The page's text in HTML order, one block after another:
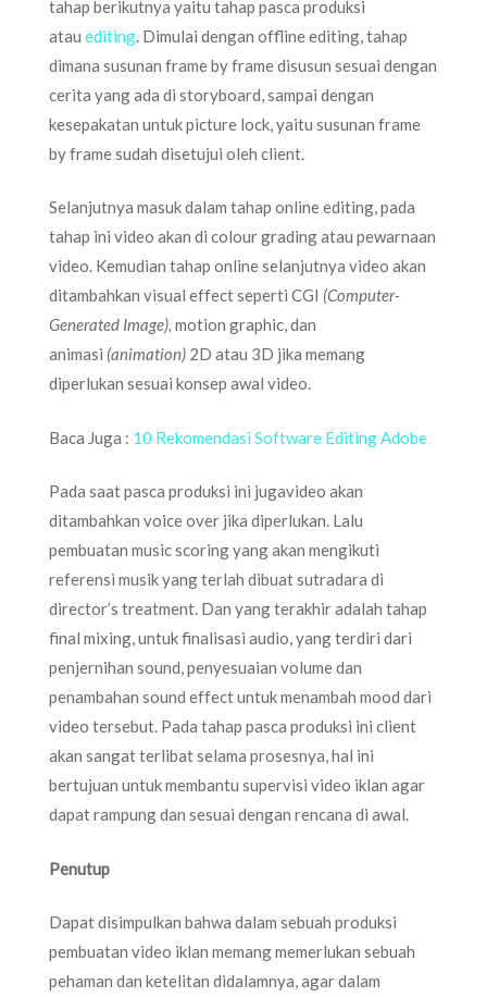
tahap berikutnya yaitu tahap pasca produksi
atau editing . Dimulai dengan offline editing, tahap
dimana susunan frame by frame disusun sesuai dengan
cerita yang ada di storyboard, sampai dengan
kesepakatan untuk picture lock, yaitu susunan frame
by frame sudah disetujui oleh client.
Selanjutnya masuk dalam tahap online editing, pada
tahap ini video akan di colour grading atau pewarnaan
video. Kemudian tahap online selanjutnya video akan
ditambahkan visual effect seperti CGI (Computer-
Generated Image), motion graphic, dan
animasi (animation) 2D atau 3D jika memang
diperlukan sesuai konsep awal video.
Baca Juga : 10 Rekomendasi Software Editing Adobe
Pada saat pasca produksi ini jugavideo akan
ditambahkan voice over jika diperlukan. Lalu
pembuatan music scoring yang akan mengikuti
referensi musik yang terlah dibuat sutradara di
director’s treatment. Dan yang terakhir adalah tahap
final mixing, untuk finalisasi audio, yang terdiri dari
penjernihan sound, penyesuaian volume dan
penambahan sound effect untuk menambah mood dari
video tersebut. Pada tahap pasca produksi ini client
akan sangat terlibat selama prosesnya, hal ini
bertujuan untuk membantu supervisi video iklan agar
dapat rampung dan sesuai dengan rencana di awal.
Penutup
Dapat disimpulkan bahwa dalam sebuah produksi
pembuatan video iklan memang memerlukan sebuah
pehaman dan ketelitan didalamnya, agar dalam